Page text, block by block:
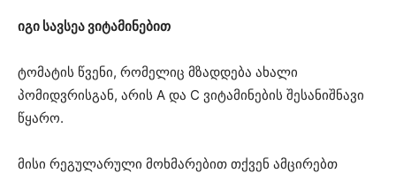
იგი სავსეა ვიტამინებით
ტომატის წვენი, რომელიც მზადდება ახალი
პომიდვრისგან, არის A და C ვიტამინების შესანიშნავი
წყარო.
მისი რეგულარული მოხმარებით თქვენ ამცირებთ